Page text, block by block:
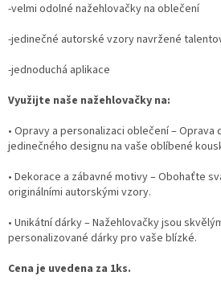
-velmi odolné nažehlovačky na oblečení
-jedinečné autorské vzory navržené
-jednoduchá aplikace
Využijte naše nažehlovačky na:
• Opravy a personalizaci oblečení –
jedinečného designu na vaše oblíbené
• Dekorace a zábavné motivy – Obohaťte
originálními autorskými vzory.
• Unikátní dárky – Nažehlovačky jsou
personalizované dárky pro vaše blízké.
Cena je uvedena za 1ks.